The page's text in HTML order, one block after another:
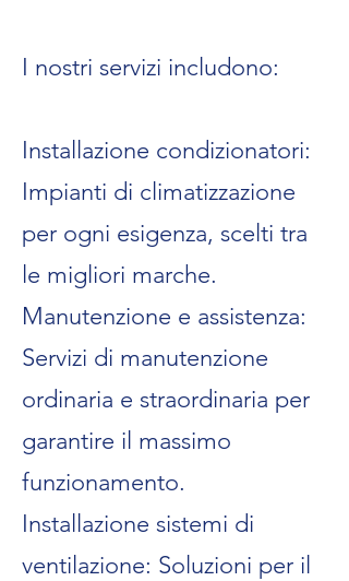
I nostri servizi includono:
Installazione condizionatori:
Impianti di climatizzazione
per ogni esigenza, scelti tra
le migliori marche.
Manutenzione e assistenza:
Servizi di manutenzione
ordinaria e straordinaria per
garantire il massimo
funzionamento.
Installazione sistemi di
ventilazione: Soluzioni per il